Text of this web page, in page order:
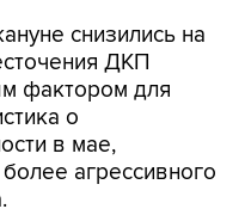
снизились на
ДКП
фактором для
о
в мае,
агрессивного